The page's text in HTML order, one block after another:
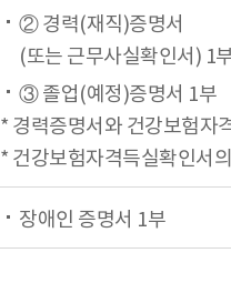
② 경력(재직)증명서
(또는 근무사실확인서) 1
③ 졸업(예정)증명서 1부
* 경력증명서와 건강보험자
* 건강보험자격득실확인서
장애인 증명서 1부